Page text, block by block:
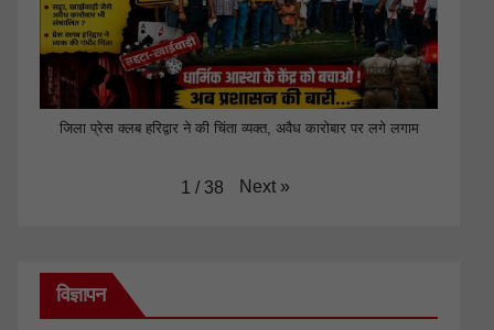
जिला प्रेस क्लब हरिद्वार ने की चिंता व्यक्त, अवैध कारोबार पर लगे लगाम
1 / 38 Next »
विज्ञापन